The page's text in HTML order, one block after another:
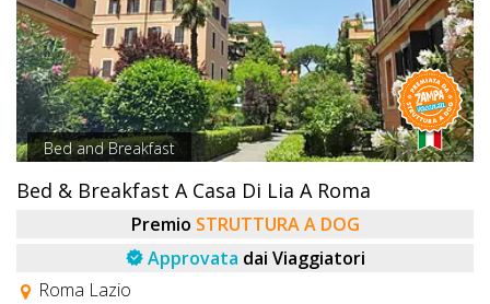
Bed and Breakfast
Bed & Breakfast A Casa Di Lia A Roma
Premio STRUTTURA A DOG
Approvata dai Viaggiatori
Roma Lazio